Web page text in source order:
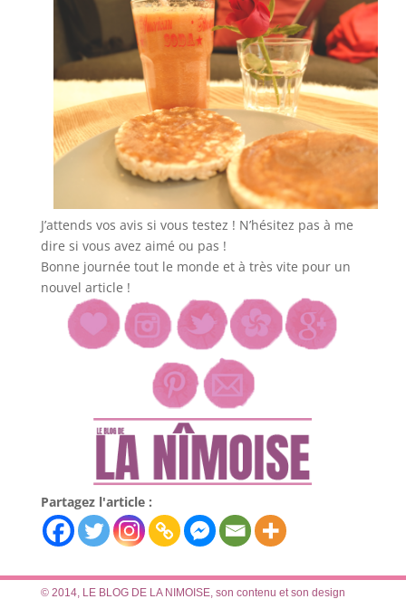
J’attends vos avis si vous testez ! N’hésitez pas à me
dire si vous avez aimé ou pas !
Bonne journée tout le monde et à très vite pour un
nouvel article !
Partagez l'article :
© 2014, LE BLOG DE LA NIMOISE, son contenu et son design